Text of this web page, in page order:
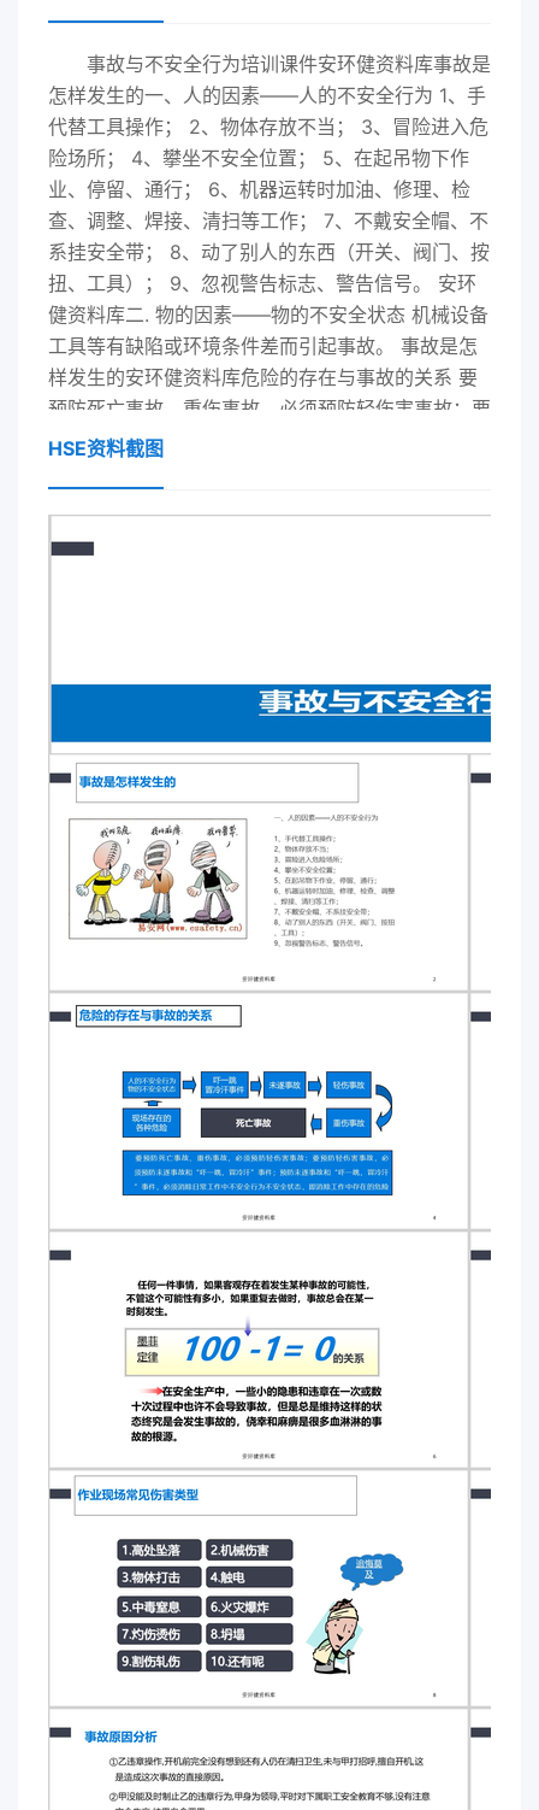
事故与不安全行为培训课件安环健资料库事故是
怎样发生的一、人的因素——人的不安全行为 1、手
代替工具操作； 2、物体存放不当； 3、冒险进入危
险场所； 4、攀坐不安全位置； 5、在起吊物下作
业、停留、通行； 6、机器运转时加油、修理、检
查、调整、焊接、清扫等工作； 7、不戴安全帽、不
系挂安全带； 8、动了别人的东西（开关、阀门、按
扭、工具）； 9、忽视警告标志、警告信号。 安环
健资料库二. 物的因素——物的不安全状态 机械设备
工具等有缺陷或环境条件差而引起事故。 事故是怎
样发生的安环健资料库危险的存在与事故的关系 要
预防死亡事故、重伤事故，必须预防轻伤害事故；要
预防轻伤害事故，必 须预防未遂事故和“吓一跳，冒
300件 未产生伤害死亡、重伤害海因里希法则: 事故
三角形 1：29：300安环健资料库100 -1= 0 任何一
件事情，如果客观存在着发生某种事故的可能性，不
管这个可能性有多小，如果重复去做时，事故总会在
某一时刻发生。 墨菲定律 在安全生产中，一些小的
隐患和违章在一次或数十次过程中也许不会导致事
故，但是总是维持这样的状态终究是会发生事故的，
侥幸和麻痹是很多血淋淋的事故的根源。的关系安环
健资料库因此…只有：控制了人的不安全行为 物的
不安全状态 —— 才能有效地减少和防范事故！安环
健资料库作业现场常见伤害类型1.高处坠落3.物体打
击2.机械伤害4.触电5.中毒窒息6.火灾爆炸7.灼伤烫
伤8.坍塌9.割伤轧伤10.还有呢追悔莫及安环健资料
库安全事故案例分析案例一： 违章操作卷扬机,卷入
卷筒把命丧 事故经过 某钢厂原料工段2号
250m3白灰竖窑丙班炉长甲到2号炉仪表操作室向开
车工乙布置2号炉卷扬机的清扫工作。甲接着同乙一
起到2号炉二楼卷扬机处打扫卫生。甲、乙先将卷扬
机东侧安全护栏搬开,然后,甲用铁锹清理卷扬机下面
的积灰,乙则用扫帚先清扫东侧,然后清扫北侧。清扫
完后,乙完全没有顾及尚有一人在机台清扫卫生,也未
打任何招呼便回到操作室开车加料,当加第五斗料时,
发现电流偏离经查发现,甲的脚被卷入卷扬机卷筒的
钢丝绳下,经抢救无效死亡。安环健资料库①乙违章
操作,开机前完全没有想到还有人仍在清扫卫生,未与
甲打招呼,擅自开机,这是造成这次事故的直接原因。
②甲没能及时制止乙的违章行为,甲身为领导,平时对
下属职工安全教育不够,没有注意安全生产,结果自食
恶果。事故原因分析安全管理不到位、缺乏安全教育
安环健资料库 ①这是一起违章开动卷扬机造成的严
重伤害事故。领导者和操作者必须加强安全生产教
育,树立安全生产意识。 ②事故责任人乙严重违章作
业,毫无责任心和负责的工作态度,工作不专心,马马虎
虎,造成严重后果。 ③卷扬机属高速旋转的设备,应
采取严格的防范措施,当有人在卷扬机附近时,不允许
随便开机,卷扬机回转部位应有防护栏杆,应制定岗位
HSE资料截图